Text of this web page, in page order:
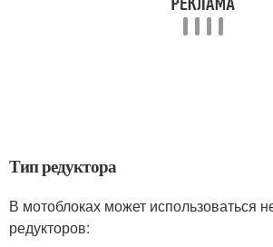
Тип редуктора
В мотоблоках может использоваться
редукторов: